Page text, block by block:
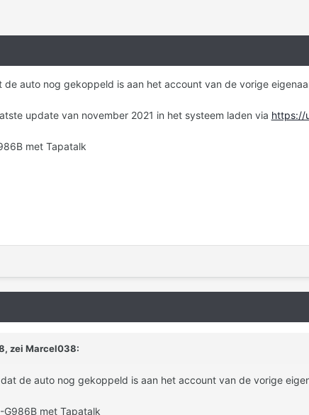
de auto nog gekoppeld is aan het account van de vorige
update van november 2021 in het systeem laden via https://
met Tapatalk
zei Marcel038:
de auto nog gekoppeld is aan het account van de vorige
G986B met Tapatalk